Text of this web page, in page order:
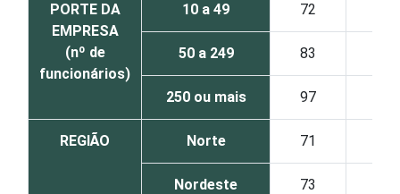
PORTE DA
EMPRESA
(nº de
funcionários)
10 a 49 72
50 a 249 83
250 ou mais 97
REGIÃO Norte 71
Nordeste 73